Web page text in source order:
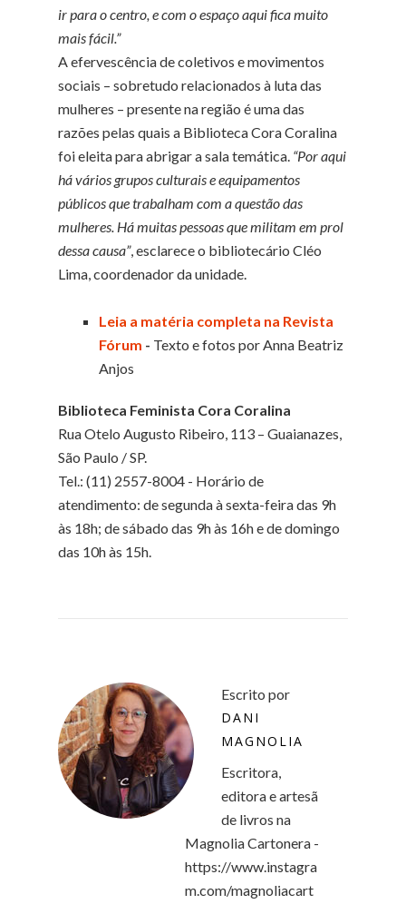
ir para o centro, e com o espaço aqui fica muito
mais fácil.”
A efervescência de coletivos e movimentos
sociais – sobretudo relacionados à luta das
mulheres – presente na região é uma das
razões pelas quais a Biblioteca Cora Coralina
foi eleita para abrigar a sala temática. “Por aqui
há vários grupos culturais e equipamentos
públicos que trabalham com a questão das
mulheres. Há muitas pessoas que militam em prol
dessa causa”, esclarece o bibliotecário Cléo
Lima, coordenador da unidade.
Leia a matéria completa na Revista
Fórum - Texto e fotos por Anna Beatriz
Anjos
Biblioteca Feminista Cora Coralina
Rua Otelo Augusto Ribeiro, 113 – Guaianazes,
São Paulo / SP.
Tel.: (11) 2557-8004 - Horário de
atendimento: de segunda à sexta-feira das 9h
às 18h; de sábado das 9h às 16h e de domingo
das 10h às 15h.
Escrito por
DANI
MAGNOLIA
Escritora,
editora e artesã
de livros na
Magnolia Cartonera -
https://www.instagra
m.com/magnoliacart